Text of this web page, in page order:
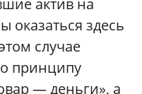
актив на
оказаться здесь
случае
принципу
— деньги», а